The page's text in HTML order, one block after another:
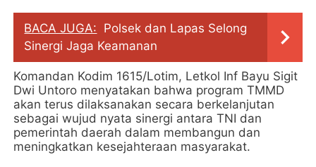
BACA JUGA: Polsek dan Lapas Selong
Sinergi Jaga Keamanan
Komandan Kodim 1615/Lotim, Letkol Inf Bayu Sigit
Dwi Untoro menyatakan bahwa program TMMD
akan terus dilaksanakan secara berkelanjutan
sebagai wujud nyata sinergi antara TNI dan
pemerintah daerah dalam membangun dan
meningkatkan kesejahteraan masyarakat.